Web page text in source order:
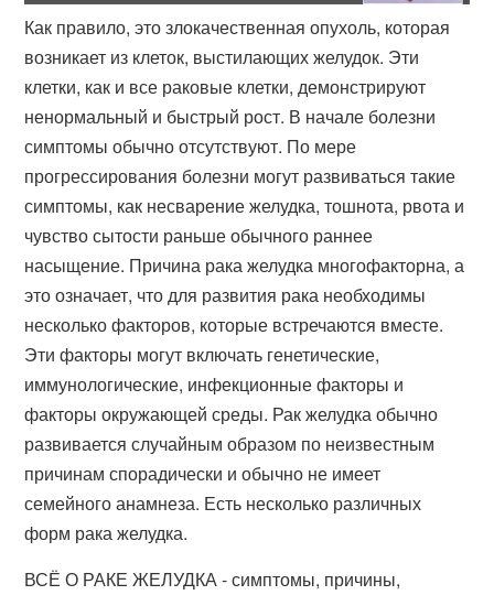
Как правило, это злокачественная опухоль, которая
возникает из клеток, выстилающих желудок. Эти
клетки, как и все раковые клетки, демонстрируют
ненормальный и быстрый рост. В начале болезни
симптомы обычно отсутствуют. По мере
прогрессирования болезни могут развиваться такие
симптомы, как несварение желудка, тошнота, рвота и
чувство сытости раньше обычного раннее
насыщение. Причина рака желудка многофакторна, а
это означает, что для развития рака необходимы
несколько факторов, которые встречаются вместе.
Эти факторы могут включать генетические,
иммунологические, инфекционные факторы и
факторы окружающей среды. Рак желудка обычно
развивается случайным образом по неизвестным
причинам спорадически и обычно не имеет
семейного анамнеза. Есть несколько различных
форм рака желудка.
ВСЁ О РАКЕ ЖЕЛУДКА - симптомы, причины,